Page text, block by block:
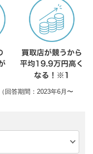
回答期間：2023年6月〜